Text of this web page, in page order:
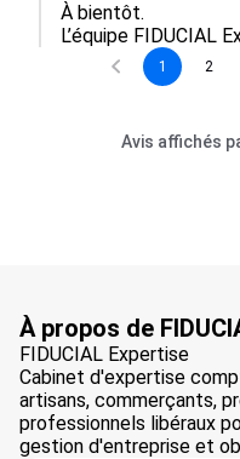
À bientôt.
L’équipe FIDUCIAL
1 2
Avis affichés
À propos de
FIDUCIAL Expertise
Cabinet d'expertise
artisans, commerçants,
professionnels libéraux
gestion d'entreprise et